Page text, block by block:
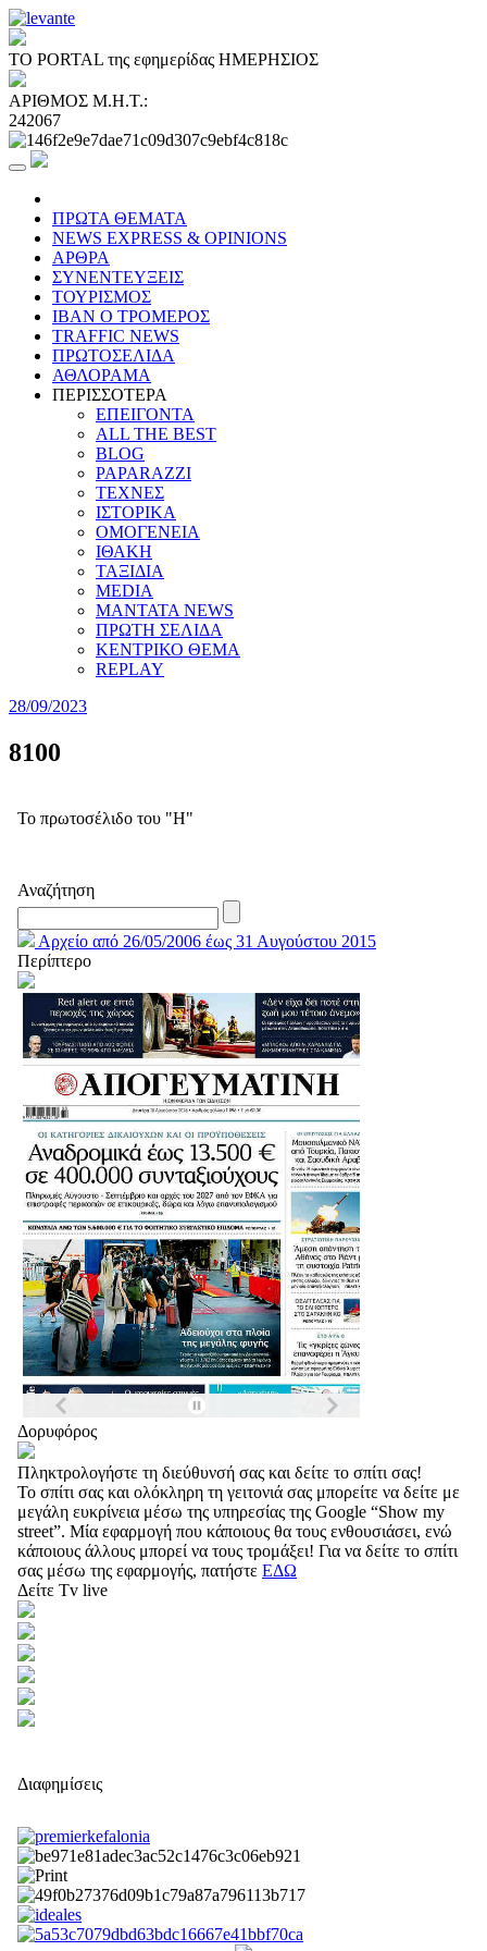
ΤΟ PORTAL της εφημερίδας ΗΜΕΡΗΣΙΟΣ
ΑΡΙΘΜΟΣ Μ.Η.Τ.:
242067
ΠΡΩΤΑ ΘΕΜΑΤΑ
NEWS EXPRESS & OPINIONS
ΑΡΘΡΑ
ΣΥΝΕΝΤΕΥΞΕΙΣ
ΤΟΥΡΙΣΜΟΣ
ΙΒΑΝ Ο ΤΡΟΜΕΡΟΣ
TRAFFIC NEWS
ΠΡΩΤΟΣΕΛΙΔΑ
ΑΘΛΟΡΑΜΑ
ΠΕΡΙΣΣΟΤΕΡΑ
ΕΠΕΙΓΟΝΤΑ
ALL THE BEST
BLOG
PAPARAZZI
ΤΕΧΝΕΣ
ΙΣΤΟΡΙΚΑ
ΟΜΟΓΕΝΕΙΑ
ΙΘΑΚΗ
ΤΑΞΙΔΙΑ
MEDIA
MANTATA NEWS
ΠΡΩΤΗ ΣΕΛΙΔΑ
ΚΕΝΤΡΙΚΟ ΘΕΜΑ
REPLAY
28/09/2023
8100
Το πρωτοσέλιδο του "Η"
Αναζήτηση
Αρχείο από 26/05/2006 έως 31 Αυγούστου 2015
Περίπτερο
Δορυφόρος
Πληκτρολογήστε τη διεύθυνσή σας και δείτε το σπίτι σας!
Το σπίτι σας και ολόκληρη τη γειτονιά σας μπορείτε να δείτε με
μεγάλη ευκρίνεια μέσω της υπηρεσίας της Google “Show my
street”. Μία εφαρμογή που κάποιους θα τους ενθουσιάσει, ενώ
κάποιους άλλους μπορεί να τους τρομάξει! Για να δείτε το σπίτι
σας μέσω της εφαρμογής, πατήστε ΕΔΩ
Δείτε Tv live
Διαφημίσεις